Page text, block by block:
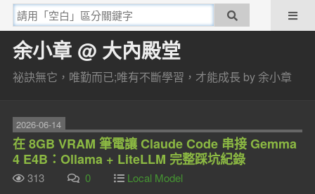
余小章 @ 大內殿堂
祕訣無它，唯勤而已;唯有不斷學習，才能成長 by 余小章
2026-06-14
在 8GB VRAM 筆電讓 Claude Code 串接 Gemma
4 E4B：Ollama + LiteLLM 完整踩坑紀錄
313 0 Local Model